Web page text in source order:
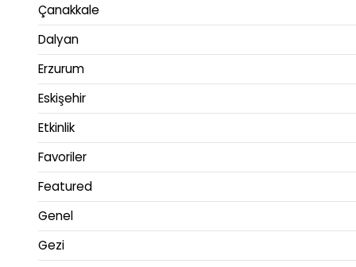
Çanakkale
Dalyan
Erzurum
Eskişehir
Etkinlik
Favoriler
Featured
Genel
Gezi